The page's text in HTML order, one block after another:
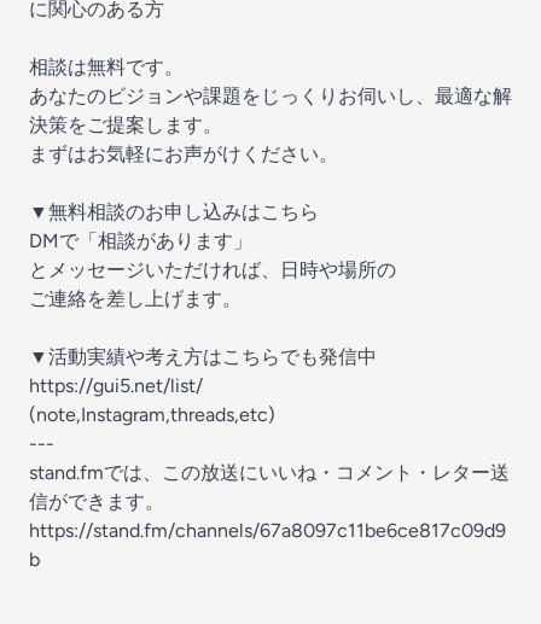
に関心のある方
相談は無料です。
あなたのビジョンや課題をじっくりお伺いし、最適な解
決策をご提案します。
まずはお気軽にお声がけください。
▼無料相談のお申し込みはこちら
DMで「相談があります」
とメッセージいただければ、日時や場所の
ご連絡を差し上げます。
▼活動実績や考え方はこちらでも発信中
https://gui5.net/list/
(note,Instagram,threads,etc)
---
stand.fmでは、この放送にいいね・コメント・レター送
信ができます。
https://stand.fm/channels/67a8097c11be6ce817c09d9
b